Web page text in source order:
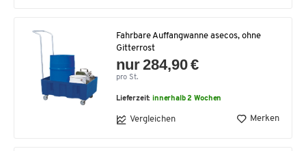
Fahrbare Auffangwanne asecos, ohne
Gitterrost
nur 284,90 €
pro St.
Lieferzeit:innerhalb 2 Wochen
Vergleichen Merken